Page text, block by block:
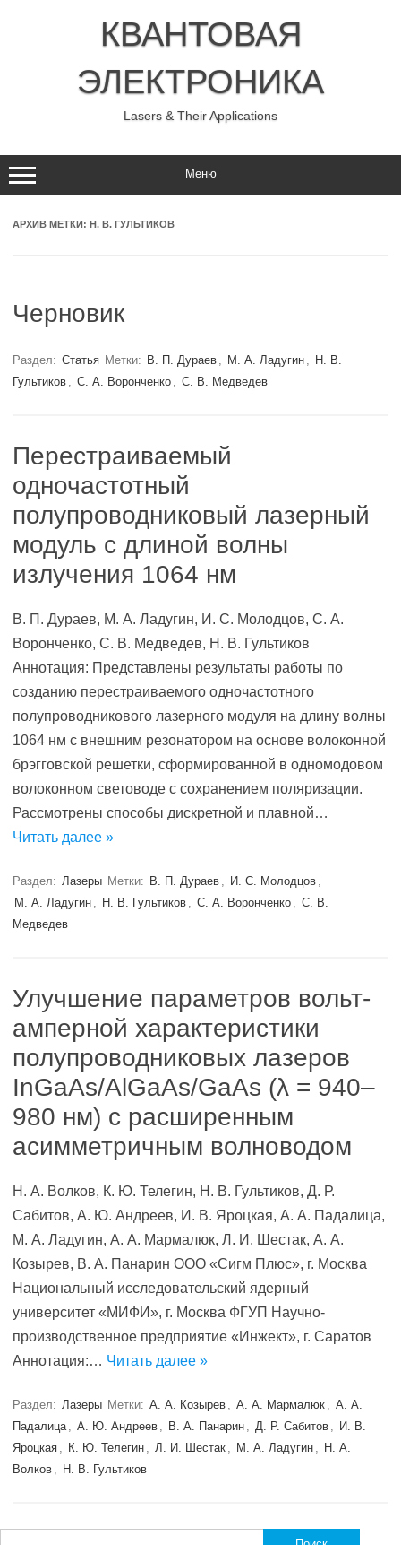
КВАНТОВАЯ
ЭЛЕКТРОНИКА
Lasers & Their Applications
Меню
АРХИВ МЕТКИ: Н. В. ГУЛЬТИКОВ
Черновик
Раздел: Статья Метки: В. П. Дураев , М. А. Ладугин , Н. В.
Гультиков , С. А. Воронченко , С. В. Медведев
Перестраиваемый
одночастотный
полупроводниковый лазерный
модуль с длиной волны
излучения 1064 нм
В. П. Дураев, М. А. Ладугин, И. С. Молодцов, С. А.
Воронченко, С. В. Медведев, Н. В. Гультиков
Аннотация: Представлены результаты работы по
созданию перестраиваемого одночастотного
полупроводникового лазерного модуля на длину волны
1064 нм с внешним резонатором на основе волоконной
брэгговской решетки, сформированной в одномодовом
волоконном световоде с сохранением поляризации.
Рассмотрены способы дискретной и плавной…
Читать далее »
Раздел: Лазеры Метки: В. П. Дураев , И. С. Молодцов ,
М. А. Ладугин , Н. В. Гультиков , С. А. Воронченко , С. В.
Медведев
Улучшение параметров вольт-
амперной характеристики
полупроводниковых лазеров
InGaAs/AlGaAs/GaAs (λ = 940–
980 нм) с расширенным
асимметричным волноводом
Н. А. Волков, К. Ю. Телегин, Н. В. Гультиков, Д. Р.
Сабитов, А. Ю. Андреев, И. В. Яроцкая, А. А. Падалица,
М. А. Ладугин, А. А. Мармалюк, Л. И. Шестак, А. А.
Козырев, В. А. Панарин ООО «Сигм Плюс», г. Москва
Национальный исследовательский ядерный
университет «МИФИ», г. Москва ФГУП Научно-
производственное предприятие «Инжект», г. Саратов
Аннотация:… Читать далее »
Раздел: Лазеры Метки: А. А. Козырев , А. А. Мармалюк , А. А.
Падалица , А. Ю. Андреев , В. А. Панарин , Д. Р. Сабитов , И. В.
Яроцкая , К. Ю. Телегин , Л. И. Шестак , М. А. Ладугин , Н. А.
Волков , Н. В. Гультиков